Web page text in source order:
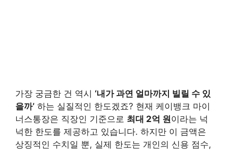
가장 궁금한 건 역시 ‘내가 과연 얼마까지 빌릴 수 있
을까’ 하는 실질적인 한도겠죠? 현재 케이뱅크 마이
너스통장은 직장인 기준으로 최대 2억 원이라는 넉
넉한 한도를 제공하고 있습니다. 하지만 이 금액은
상징적인 수치일 뿐, 실제 한도는 개인의 신용 점수,